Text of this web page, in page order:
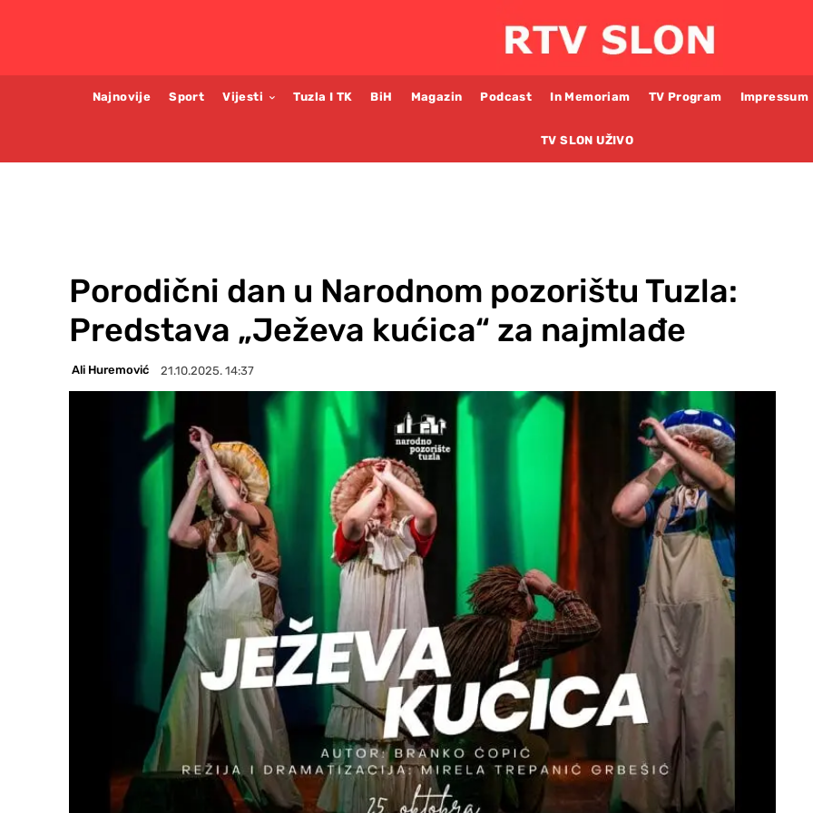
Najnovije Sport Vijesti Tuzla I TK BiH Magazin Podcast In Memoriam TV Program Impressum
TV SLON UŽIVO
Porodični dan u Narodnom pozorištu Tuzla:
Predstava „Ježeva kućica“ za najmlađe
Ali Huremović 21.10.2025. 14:37